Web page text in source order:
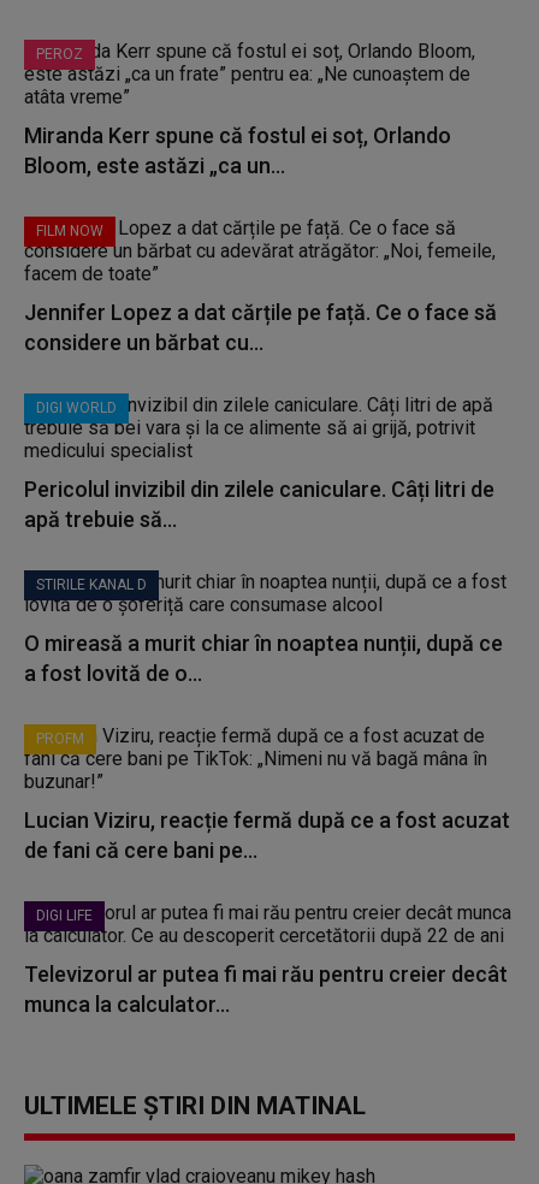
PEROZ
Miranda Kerr spune că fostul ei soț, Orlando
Bloom, este astăzi „ca un...
FILM NOW
Jennifer Lopez a dat cărțile pe față. Ce o face să
considere un bărbat cu...
DIGI WORLD
Pericolul invizibil din zilele caniculare. Câți litri de
apă trebuie să...
STIRILE KANAL D
O mireasă a murit chiar în noaptea nunții, după ce
a fost lovită de o...
PROFM
Lucian Viziru, reacție fermă după ce a fost acuzat
de fani că cere bani pe...
DIGI LIFE
Televizorul ar putea fi mai rău pentru creier decât
munca la calculator...
ULTIMELE ȘTIRI DIN MATINAL